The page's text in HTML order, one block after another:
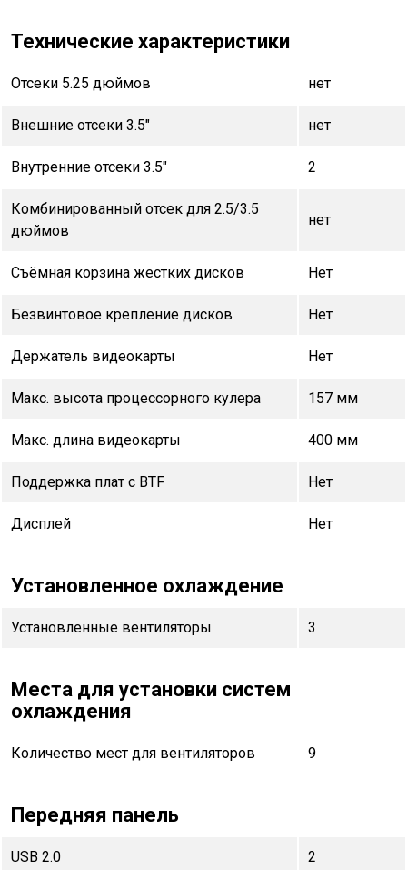
Технические характеристики
Отсеки 5.25 дюймов нет
Внешние отсеки 3.5" нет
Внутренние отсеки 3.5" 2
Комбинированный отсек для 2.5/3.5
дюймов
нет
Съёмная корзина жестких дисков Нет
Безвинтовое крепление дисков Нет
Держатель видеокарты Нет
Макс. высота процессорного кулера 157 мм
Макс. длина видеокарты 400 мм
Поддержка плат с BTF Нет
Дисплей Нет
Установленное охлаждение
Установленные вентиляторы 3
Места для установки систем
охлаждения
Количество мест для вентиляторов 9
Передняя панель
USB 2.0 2